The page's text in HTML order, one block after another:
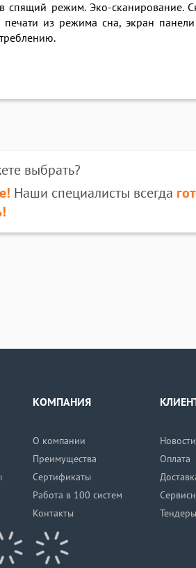
режим. Эко-сканирование.
из режима сна, экран
выбрать?
Наши специалисты всегда
КОМПАНИЯ
О компании
Преимущества
Сертификаты
Работа в 100 систем
Контакты
Новости
Оплата
Тендеры